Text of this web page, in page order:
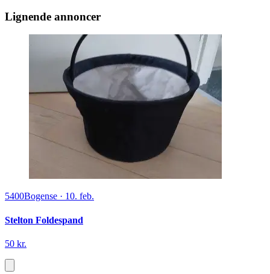
Lignende annoncer
5400Bogense · 10. feb.
Stelton Foldespand
50 kr.